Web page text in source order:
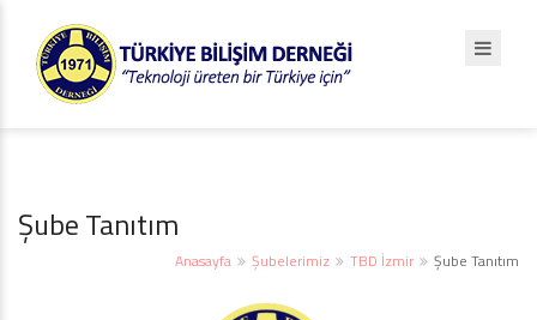
Şube Tanıtım
Anasayfa Şubelerimiz TBD İzmir Şube Tanıtım